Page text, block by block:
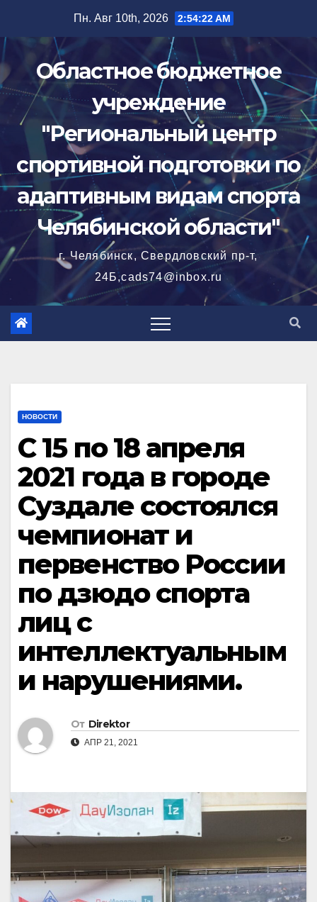
содержимому
Пн. Авг 10th, 2026 2:54:24 AM
Областное бюджетное
учреждение
"Региональный центр
спортивной подготовки по
адаптивным видам спорта
Челябинской области"
г. Челябинск, Свердловский пр-т,
24Б,cads74@inbox.ru
НОВОСТИ
С 15 по 18 апреля
2021 года в городе
Суздале состоялся
чемпионат и
первенство России
по дзюдо спорта
лиц с
интеллектуальным
и нарушениями.
От Direktor
АПР 21, 2021